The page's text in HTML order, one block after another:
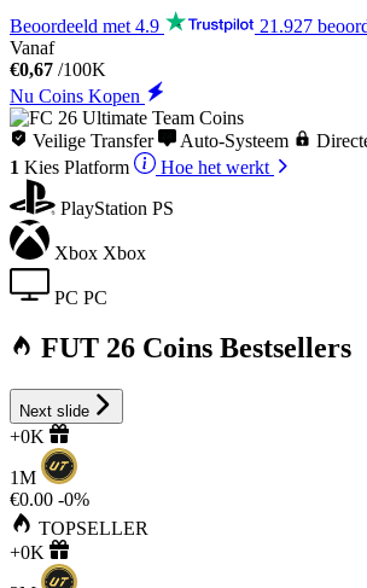
Beoordeeld met 4.9
21.927
Vanaf
€0,67 /100K
Nu Coins Kopen
Veilige Transfer Auto-Systeem
1 Kies Platform
Hoe het werkt
PlayStation PS
Xbox Xbox
PC PC
FUT 26 Coins Bestsellers
Next slide
+0K
1M
€0.00 -0%
TOPSELLER
+0K